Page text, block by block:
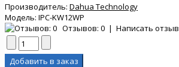
Производитель: Dahua Technology
Модель: IPC-KW12WP
Отзывов: 0 | Написать отзыв